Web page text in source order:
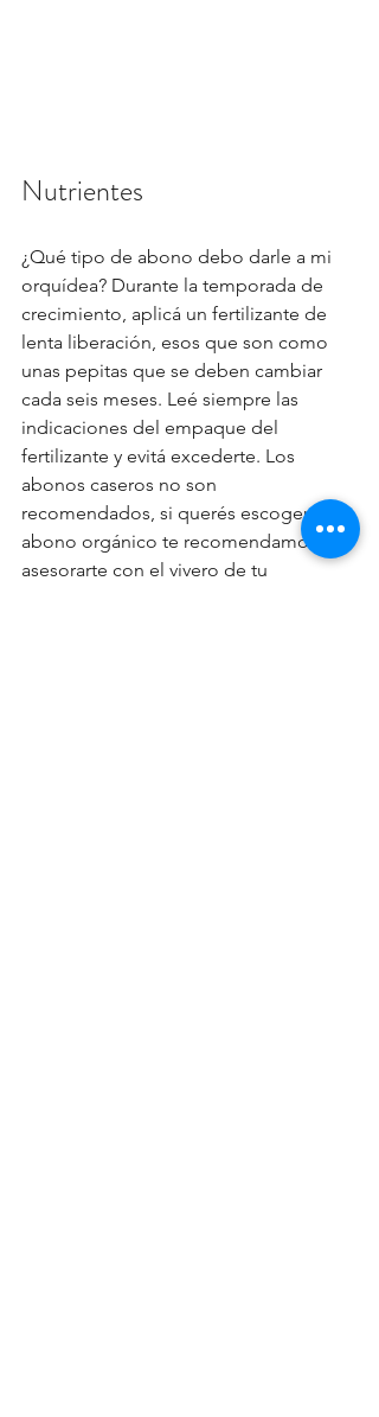
Nutrientes
¿Qué tipo de abono debo darle a mi
orquídea? Durante la temporada de
crecimiento, aplicá un fertilizante de
lenta liberación, esos que son como
unas pepitas que se deben cambiar
cada seis meses. Leé siempre las
indicaciones del empaque del
fertilizante y evitá excederte. Los
abonos caseros no son
recomendados, si querés escoger un
abono orgánico te recomendamos
asesorarte con el vivero de tu